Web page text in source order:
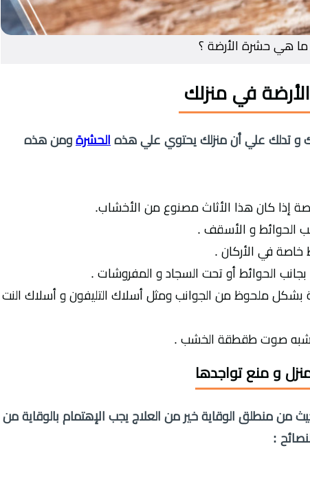
ما هي حشرة الأرضة ؟
في منزلك
لك و تدلك علي أن منزلك يحتوي علي هذه الحشرة ومن هذه
إذا كان هذا الأثاث مصنوع من الأخشاب.
الحوائط و الأسقف .
خاصة في الأركان .
الحوائط أو تحت السجاد و المفروشات .
ملحوظ من الجوانب ومثل أسلاك التليفون و أسلاك النت
تشبه صوت طقطقة الخشب .
و منع تواجدها
من منطلق الوقاية خير من العلاج يجب الإهتمام بالوقاية من
: